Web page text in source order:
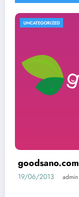
UNCATEGORIZED
goodsano.com
19/06/2013 admin